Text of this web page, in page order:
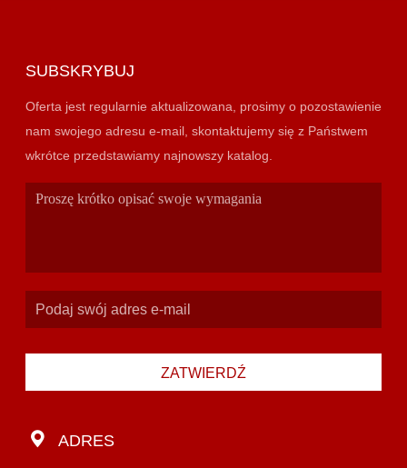
SUBSKRYBUJ
Oferta jest regularnie aktualizowana, prosimy o pozostawienie
nam swojego adresu e-mail, skontaktujemy się z Państwem
wkrótce przedstawiamy najnowszy katalog.
ZATWIERDŹ
ADRES